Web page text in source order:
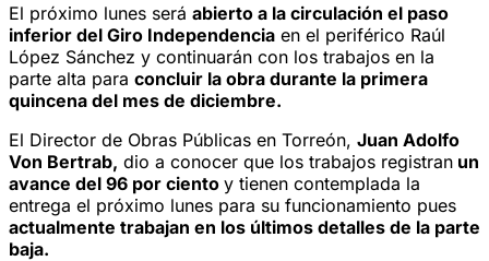
El próximo lunes será abierto a la circulación el paso
inferior del Giro Independencia en el periférico Raúl
López Sánchez y continuarán con los trabajos en la
parte alta para concluir la obra durante la primera
quincena del mes de diciembre.
El Director de Obras Públicas en Torreón, Juan Adolfo
Von Bertrab, dio a conocer que los trabajos registran un
avance del 96 por ciento y tienen contemplada la
entrega el próximo lunes para su funcionamiento pues
actualmente trabajan en los últimos detalles de la parte
baja.